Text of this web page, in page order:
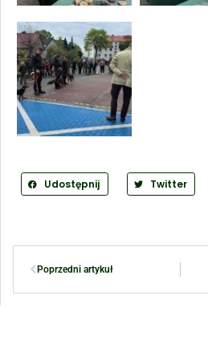
Udostępnij Twitter
Poprzedni artykuł